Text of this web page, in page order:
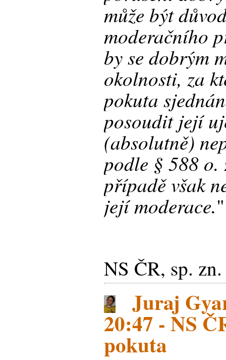
může být
moderačního
by se dobrým
okolnosti, za
pokuta
posoudit její
(absolutně)
podle § 588 o.
případě však
její moderace."
NS ČR, sp.
Juraj
20:47 - NS
pokuta